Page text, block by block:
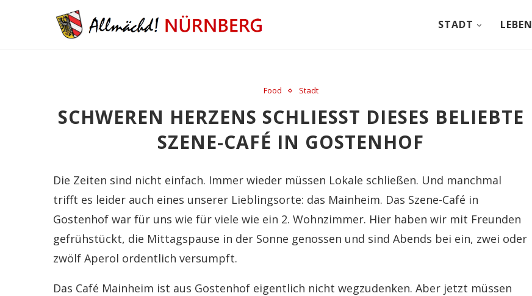
STADT LEBEN
Food Stadt
SCHWEREN HERZENS SCHLIESST DIESES BELIEBTE S
ZENE-CAFÉ IN GOSTENHOF
Die Zeiten sind nicht einfach. Immer wieder müssen Lokale schließen. Und manchmal
trifft es leider auch eines unserer Lieblingsorte: das Mainheim. Das Szene-Café in
Gostenhof war für uns wie für viele wie ein 2. Wohnzimmer. Hier haben wir mit Freunden
gefrühstückt, die Mittagspause in der Sonne genossen und sind Abends bei ein, zwei oder
zwölf Aperol ordentlich versumpft.
Das Café Mainheim ist aus Gostenhof eigentlich nicht wegzudenken. Aber jetzt müssen